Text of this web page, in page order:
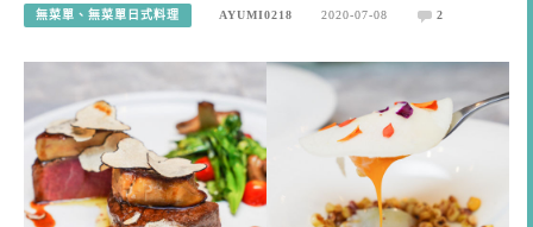
無菜單、無菜單日式料理 AYUMI0218 2020-07-08 2